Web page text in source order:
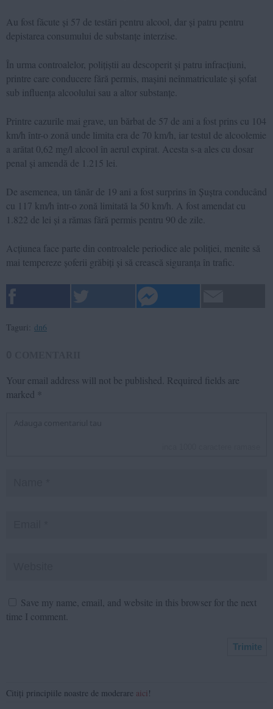
Au fost făcute și 57 de testări pentru alcool, dar și patru pentru
depistarea consumului de substanțe interzise.
În urma controalelor, polițiștii au descoperit și patru infracțiuni,
printre care conducere fără permis, mașini neînmatriculate și șofat
sub influența alcoolului sau a altor substanțe.
Printre cazurile mai grave, un bărbat de 57 de ani a fost prins cu 104
km/h într-o zonă unde limita era de 70 km/h, iar testul de alcoolemie
a arătat 0,62 mg/l alcool în aerul expirat. Acesta s-a ales cu dosar
penal și amendă de 1.215 lei.
De asemenea, un tânăr de 19 ani a fost surprins în Șuștra conducând
cu 117 km/h într-o zonă limitată la 50 km/h. A fost amendat cu
1.822 de lei și a rămas fără permis pentru 90 de zile.
Acțiunea face parte din controalele periodice ale poliției, menite să
mai tempereze șoferii grăbiți și să crească siguranța în trafic.
Taguri: dn6
Your email address will not be published. Required fields are
marked *
Save my name, email, and website in this browser for the next
time I comment.
Citiți principiile noastre de moderare aici !